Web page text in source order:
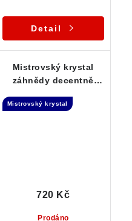
Detail
Mistrovský krystal
záhnědy decentně
Elestial
Mistrovský krystal
Prodáno
720 Kč